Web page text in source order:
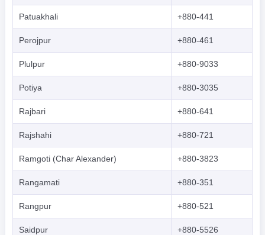
Patuakhali +880-441
Perojpur +880-461
Plulpur +880-9033
Potiya +880-3035
Rajbari +880-641
Rajshahi +880-721
Ramgoti (Char Alexander) +880-3823
Rangamati +880-351
Rangpur +880-521
Saidpur +880-5526